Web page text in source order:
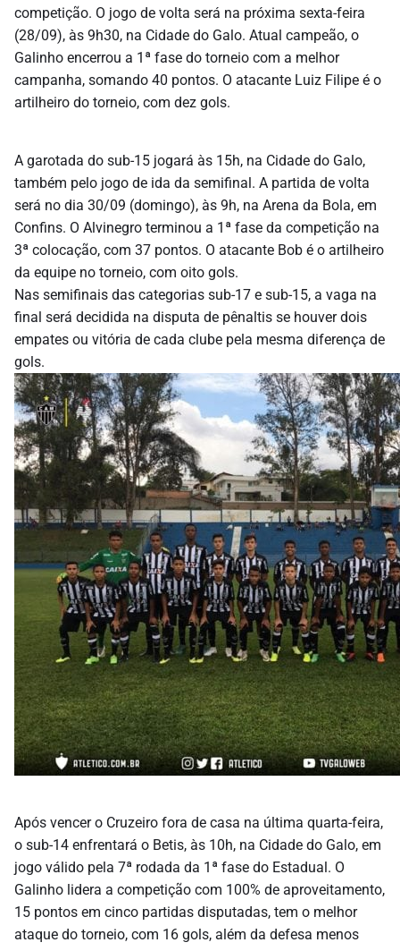
competição. O jogo de volta será na próxima sexta-feira
(28/09), às 9h30, na Cidade do Galo. Atual campeão, o
Galinho encerrou a 1ª fase do torneio com a melhor
campanha, somando 40 pontos. O atacante Luiz Filipe é o
artilheiro do torneio, com dez gols.
A garotada do sub-15 jogará às 15h, na Cidade do Galo,
também pelo jogo de ida da semifinal. A partida de volta
será no dia 30/09 (domingo), às 9h, na Arena da Bola, em
Confins. O Alvinegro terminou a 1ª fase da competição na
3ª colocação, com 37 pontos. O atacante Bob é o artilheiro
da equipe no torneio, com oito gols.
Nas semifinais das categorias sub-17 e sub-15, a vaga na
final será decidida na disputa de pênaltis se houver dois
empates ou vitória de cada clube pela mesma diferença de
gols.
Após vencer o Cruzeiro fora de casa na última quarta-feira,
o sub-14 enfrentará o Betis, às 10h, na Cidade do Galo, em
jogo válido pela 7ª rodada da 1ª fase do Estadual. O
Galinho lidera a competição com 100% de aproveitamento,
15 pontos em cinco partidas disputadas, tem o melhor
ataque do torneio, com 16 gols, além da defesa menos